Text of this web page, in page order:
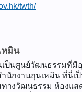
twth/
หมิน
เป็นศูนย์วัฒนธรรมที่
นักงานถุนเหมิน ที่นี่เ
างวัฒนธรรม ห้องแส